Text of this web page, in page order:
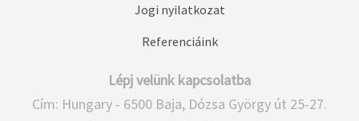
Jogi nyilatkozat
Referenciáink
Lépj velünk kapcsolatba
Cím: Hungary - 6500 Baja, Dózsa György út 25-27.